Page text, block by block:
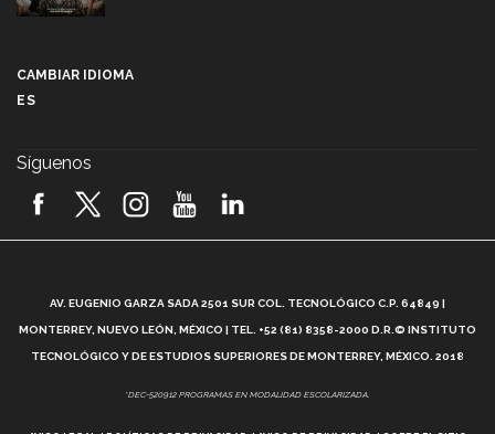
2026! (video)
¿Cómo es el Modelo Educativo Tec? (video)
Vida Tec: Feminismo e Inteligencia Artificial, Paola
CAMBIAR IDIOMA
ES
Síguenos
AV. EUGENIO GARZA SADA 2501 SUR COL. TECNOLÓGICO C.P. 64849 |
MONTERREY, NUEVO LEÓN, MÉXICO | TEL. +52 (81) 8358-2000 D.R.© INSTITUTO
TECNOLÓGICO Y DE ESTUDIOS SUPERIORES DE MONTERREY, MÉXICO. 2018
*DEC-520912 PROGRAMAS EN MODALIDAD ESCOLARIZADA.